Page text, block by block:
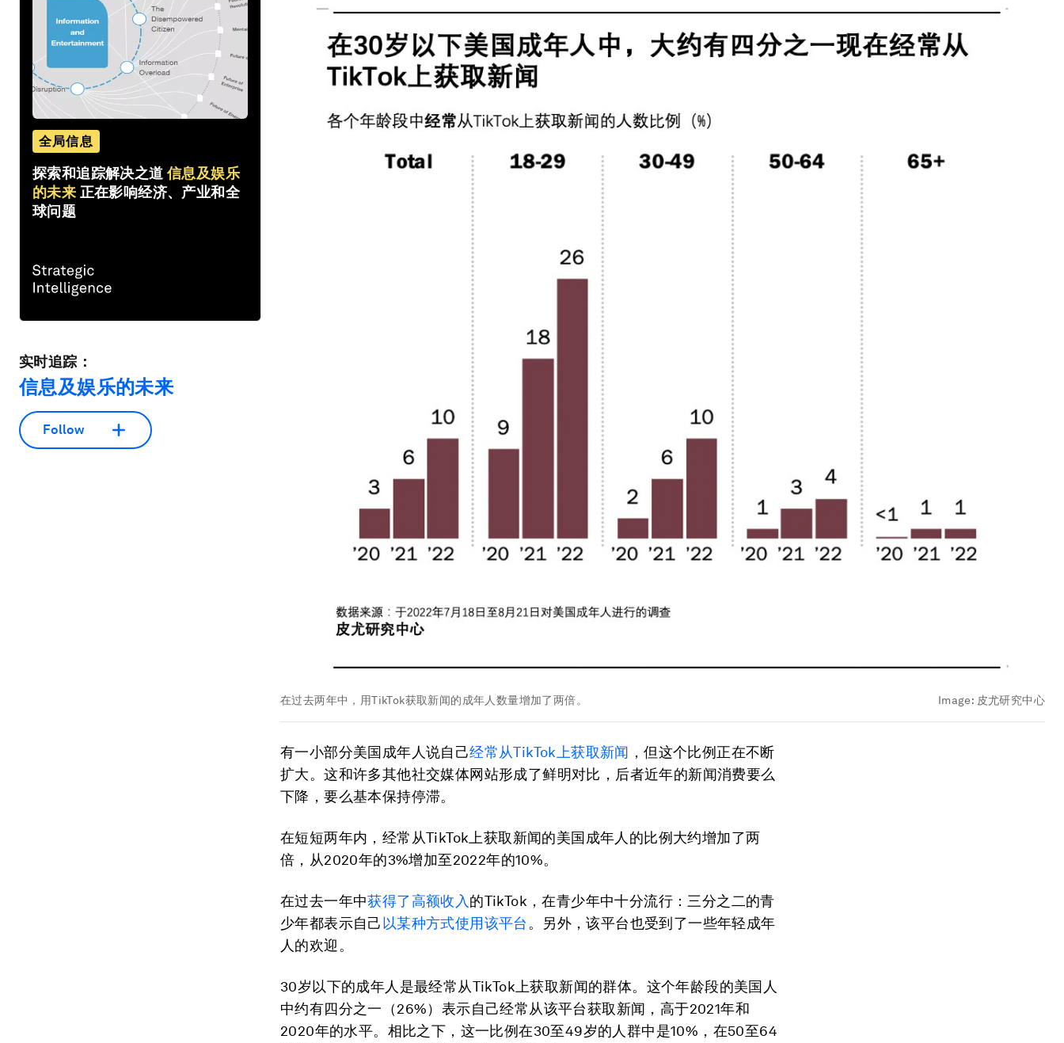
全局信息
探索和追踪解决之道 信息及娱乐
的未来 正在影响经济、产业和全
球问题
实时追踪：
信息及娱乐的未来
Follow
在过去两年中，用TikTok获取新闻的成年人数量增加了两倍。 Image: 皮尤研究中心
有一小部分美国成年人说自己经常从TikTok 上获取新闻 ，但这个比例正在不断
扩大。这和许多其他社交媒体网站形成了鲜明对比，后者近年的新闻消费要么
下降，要么基本保持停滞。
在短短两年内，经常从TikTok上获取新闻的美国成年人的比例大约增加了两
倍，从2020年的3%增加至2022年的10%。
在过去一年中获得了高额收入 的TikTok，在青少年中十分流行：三分之二的青
少年都表示自己以某种方式使用该平台 。另外，该平台也受到了一些年轻成年
人的欢迎。
30岁以下的成年人是最经常从TikTok上获取新闻的群体。这个年龄段的美国人
中约有四分之一（26%）表示自己经常从该平台获取新闻，高于2021年和
2020年的水平。相比之下，这一比例在30至49岁的人群中是10%，在50至64